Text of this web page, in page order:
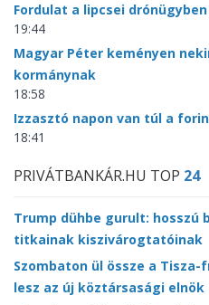
Fordulat a lipcsei drónügyben
19:44
Magyar Péter keményen
kormánynak
18:58
Izzasztó napon van túl a
18:41
PRIVÁTBANKÁR.HU TOP 24
Trump dühbe gurult: hosszú
titkainak kiszivárogtatóinak
Szombaton ül össze a
lesz az új köztársasági elnök